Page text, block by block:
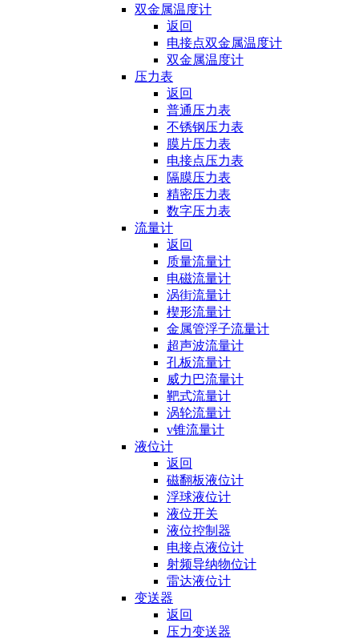
双金属温度计
返回
电接点双金属温度计
双金属温度计
压力表
返回
普通压力表
不锈钢压力表
膜片压力表
电接点压力表
隔膜压力表
精密压力表
数字压力表
流量计
返回
质量流量计
电磁流量计
涡街流量计
楔形流量计
金属管浮子流量计
超声波流量计
孔板流量计
威力巴流量计
靶式流量计
涡轮流量计
v锥流量计
液位计
返回
磁翻板液位计
浮球液位计
液位开关
液位控制器
电接点液位计
射频导纳物位计
雷达液位计
变送器
返回
压力变送器